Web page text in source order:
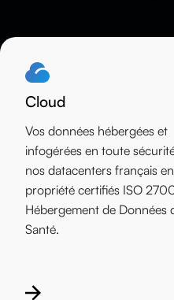
Cloud
Vos données hébergées et
infogérées en toute
nos datacenters français
propriété certifiés ISO
Hébergement de Données
Santé.